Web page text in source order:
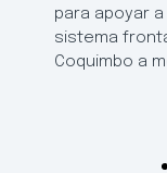
para apoyar
sistema
Coquimbo a